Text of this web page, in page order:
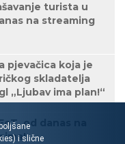
turista u
na streaming
pjevačica koja je
skladatelja
„Ljubav ima plan!“
od danas na
i slične